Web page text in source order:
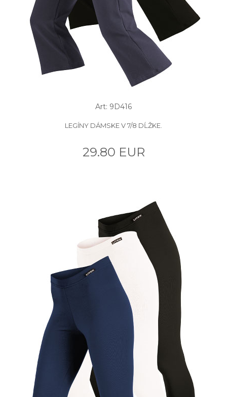
Art: 9D416
LEGÍNY DÁMSKE V 7/8 DĹŽKE.
29.80 EUR